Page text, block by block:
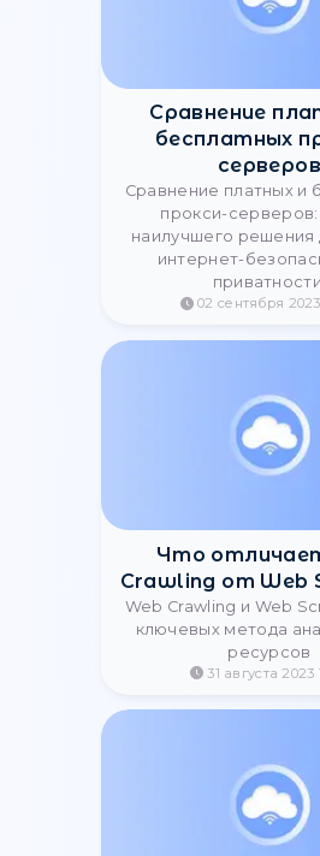
месенджер
Що таке
Проксі
сервер, що
медіатор
мережею
21